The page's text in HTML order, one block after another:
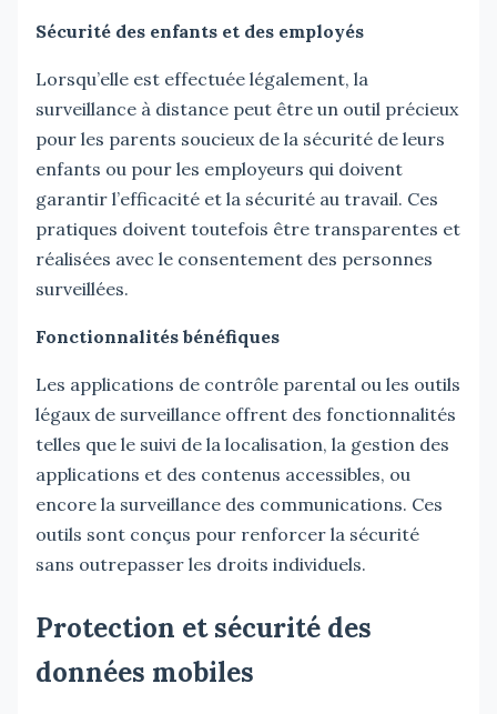
Sécurité des enfants et des employés
Lorsqu’elle est effectuée légalement, la
surveillance à distance peut être un outil précieux
pour les parents soucieux de la sécurité de leurs
enfants ou pour les employeurs qui doivent
garantir l’efficacité et la sécurité au travail. Ces
pratiques doivent toutefois être transparentes et
réalisées avec le consentement des personnes
surveillées.
Fonctionnalités bénéfiques
Les applications de contrôle parental ou les outils
légaux de surveillance offrent des fonctionnalités
telles que le suivi de la localisation, la gestion des
applications et des contenus accessibles, ou
encore la surveillance des communications. Ces
outils sont conçus pour renforcer la sécurité
sans outrepasser les droits individuels.
Protection et sécurité des
données mobiles